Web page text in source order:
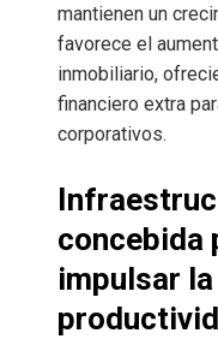
mantienen un
favorece el
inmobiliario,
financiero extra
corporativos.
concebida
impulsar la